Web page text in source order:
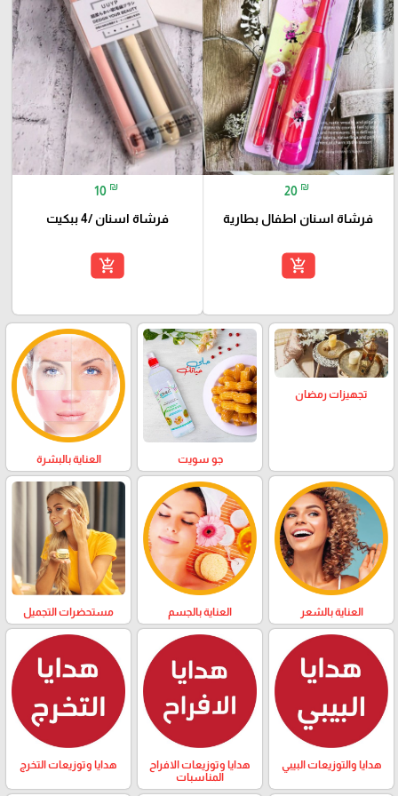
20 ₪
فرشاة اسنان اطفال بطارية
add_shopping_cart
10 ₪
فرشاة اسنان /4 ببكيت
add_shopping_cart
تجهيزات رمضان
جو سويت العناية بالبشرة
العناية بالشعر العناية بالجسم مستحضرات التجميل
هدايا والتوزيعات البيبي
هدايا وتوزيعات الافراح
المناسبات
هدايا وتوزيعات التخرج